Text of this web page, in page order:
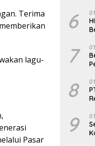
Terima
lagu-
Pasar
6
7
8
9